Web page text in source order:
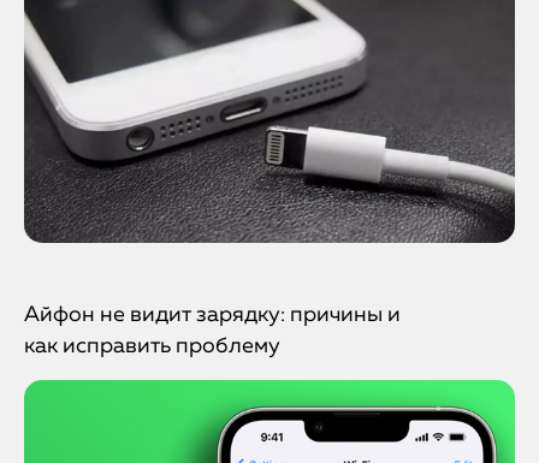
Айфон не видит зарядку: причины и
как исправить проблему